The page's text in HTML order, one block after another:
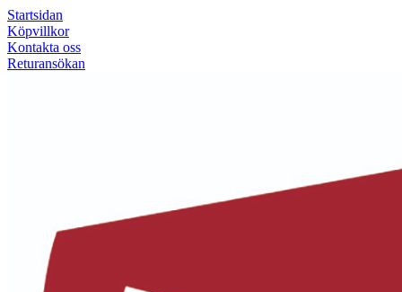
Startsidan
Köpvillkor
Kontakta oss
Returansökan